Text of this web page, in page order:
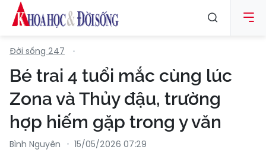
Đời sống 247
Bé trai 4 tuổi mắc cùng lúc
Zona và Thủy đậu, trường
hợp hiếm gặp trong y văn
Bình Nguyên 15/05/2026 07:29